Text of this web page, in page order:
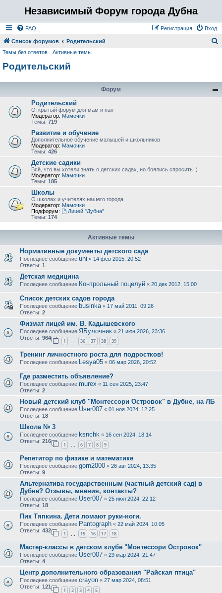
Независимый Форум города Дубна
FAQ Вход
Регистрация
Список форумов Родительский
Темы без ответов Активные темы
Родительский
Форум
Родительский
Открытый форум для мам и пап
Модератор: Мамочки
Темы: 719
Развитие и обучение
Дополнительное обучение малышей и школьников
Модератор: Мамочки
Темы: 426
Детские садики
Всё, что вы хотели знать о детских садах, но боялись спросить :)
Модератор: Мамочки
Темы: 185
Школы
О школах и учителях нашего города
Модератор: Мамочки
Подфорум:
Лицей "Дубна"
Темы: 174
Активные темы
Нормативные документы детского сада
Последнее сообщение uni « 14 фев 2015, 20:52
Ответы: 1
Детская медицина
Последнее сообщение Контрольный поцелуй « 20 дек 2012, 15:00
Список детских садов города
Последнее сообщение businka « 17 май 2011, 09:26
Ответы: 2
Физмат лицей им. В. Кадышевского
Последнее сообщение ЯБулочник « 21 июн 2026, 23:36
Ответы: 964
1 36 37 38 39
Тренинг личностного роста для подростков!
Последнее сообщение Lesya05 « 06 мар 2026, 20:52
Где разместить объявление?
Последнее сообщение murex « 11 сен 2025, 23:47
Ответы: 2
Новый детский клуб "Монтессори Островок" в Дубне, на ЛБ
Последнее сообщение User007 « 01 ноя 2024, 12:25
Ответы: 18
Школа № 3
Последнее сообщение ksnchk « 16 сен 2024, 18:14
Ответы: 216
1 … 6 7 8 9
Репетитор по физике и математике
Последнее сообщение gorn2000 « 26 авг 2024, 13:35
Ответы: 9
Альтернатива государственным (частный детский сад) в
Дубне? Отзывы, мнения, контакты?
Последнее сообщение User007 « 25 июл 2024, 22:12
Ответы: 18
Пик Тяпкина. Дети ломают руки-ноги.
Последнее сообщение Pantograph « 22 май 2024, 10:05
Ответы: 432
1 15 16 17 18
Мастер-классы в детском клубе "Монтессори Островок"
Последнее сообщение User007 « 29 мар 2024, 21:47
Ответы: 4
Центр дополнительного образования "Райская птица"
Последнее сообщение crayon « 27 мар 2024, 08:51
Ответы: 121
1 2 3 4 5